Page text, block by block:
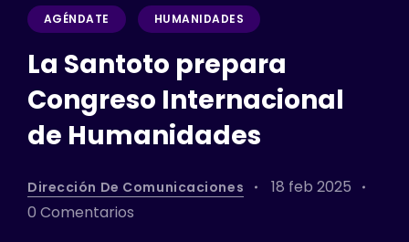
AGÉNDATE HUMANIDADES
La Santoto prepara
Congreso Internacional
de Humanidades
Dirección De Comunicaciones
18 feb 2025
0 Comentarios